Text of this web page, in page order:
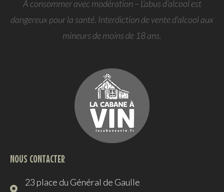
À consommer avec modération – L’abus d’alcool est
dangereux pour la santé. Interdiction de vente d’alcool aux
mineurs de moins de 18 ans.
NOUS CONTACTER
23 place du Général de Gaulle